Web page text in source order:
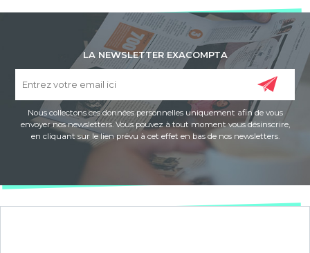
LA NEWSLETTER EXACOMPTA
Nous collectons ces données personnelles uniquement afin de vous
envoyer nos newsletters. Vous pouvez à tout moment vous désinscrire,
en cliquant sur le lien prévu à cet effet en bas de nos newsletters.